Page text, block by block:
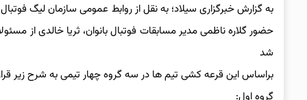
به گزارش خبرگزاری سیلاد؛ به نقل از روابط عمومی سازمان لیگ
حضور گلاره ناظمی مدیر مسابقات فوتبال بانوان، ثریا خالدی از
شد
براساس این قرعه کشی تیم ها در سه گروه چهار تیمی به شرح زیر
گروه اول: